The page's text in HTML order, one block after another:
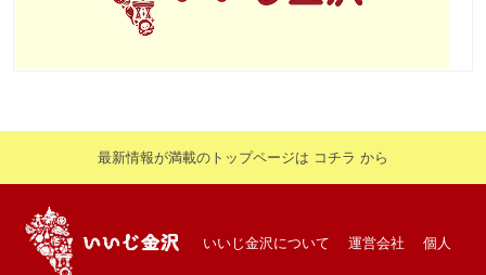
最新情報が満載のトップページは コチラ から
いいじ金沢について 運営会社 個人